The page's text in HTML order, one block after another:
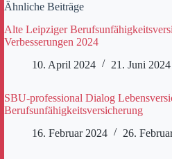
Ähnliche Beiträge
Alte Leipziger
Verbesserungen 2024
10. April 2024
21. Juni 2024
SBU-professional Dialog
Berufsunfähigkeitsversicherung
16. Februar 2024
26.